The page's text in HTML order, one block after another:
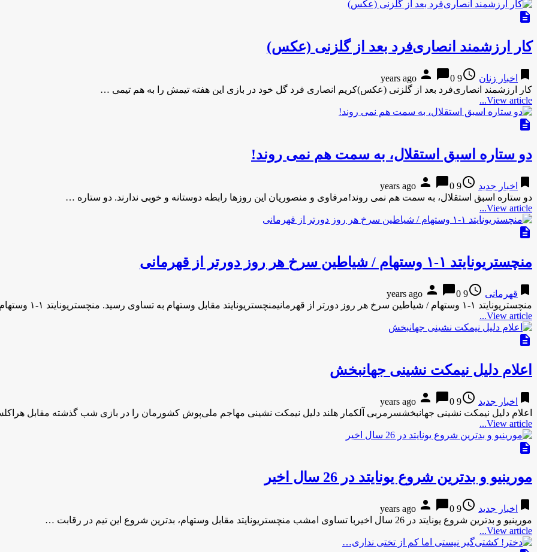
description
کار ارزشمند انصاری‌فرد بعد از گلزنی (عکس)
bookmark اخبار زنان access_time
9 years ago
person chat_bubble0
کار ارزشمند انصاری‌فرد بعد از گلزنی (عکس)کریم انصاری فرد گل خود در بازی این هفته تیمش را به هم تیمی …
View article...
description
دو ستاره اسبق استقلال، به سمت هم نمی روند!
bookmark اخبار جدید access_time
9 years ago
person chat_bubble0
دو ستاره اسبق استقلال، به سمت هم نمی روند!مرفاوی و منصوریان این روزها رابطه دوستانه و خوبی ندارند. دو ستاره …
View article...
description
منچستریونایتد ۱-۱ وستهام / شیاطین سرخ هر روز دورتر از قهرمانی
bookmark قهرمانی access_time
9 years ago
person chat_bubble0
منچستریونایتد ۱-۱ وستهام / شیاطین سرخ هر روز دورتر از قهرمانیمنچستریونایتد مقابل وستهام به تساوی رسید. منچستریونایتد ۱-۱ وستهام / …
View article...
description
اعلام دلیل نیمکت نشینی جهانبخش
bookmark اخبار جدید access_time
9 years ago
person chat_bubble0
اعلام دلیل نیمکت نشینی جهانبخشسرمربی آلکمار هلند دلیل نیمکت نشینی مهاجم ملی‌پوش کشورمان را در بازی شب گذشته مقابل
View article...
description
مورینیو و بدترین شروع یونایتد در 26 سال اخیر
bookmark اخبار جدید access_time
9 years ago
person chat_bubble0
مورینیو و بدترین شروع یونایتد در 26 سال اخیربا تساوی امشب منچستریونایتد مقابل وستهام، بدترین شروع این تیم در رقابت …
View article...